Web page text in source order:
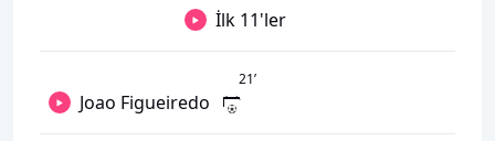
İlk 11'ler
21’
Joao Figueiredo